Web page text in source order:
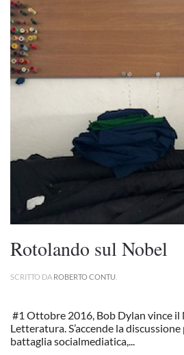
Rotolando sul Nobel
SCRITTO DA ROBERTO CONTU
#1 Ottobre 2016, Bob Dylan vince il
Letteratura. S’accende la
battaglia socialmediatica,...